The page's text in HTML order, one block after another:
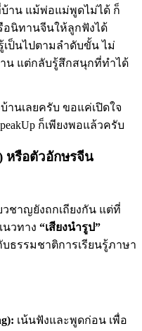
าน แม้พ่อแม่พูดไม่ได้ ก็
รือนิทานจีนให้ลูกฟังได้
เป็นไปตามลำดับขั้น ไม่
าน แต่กลับรู้สึกสนุกที่ทำได้
านเลยครับ ขอแค่เปิดใจ
ก็เพียงพอแล้วครับ
หรือตัวอักษรจีน
ชาญยังถกเถียงกัน แต่ที่
นวทาง “เสียงนำรูป”
ธรรมชาติการเรียนรู้ภาษา
เน้นฟังและพูดก่อน เพื่อ